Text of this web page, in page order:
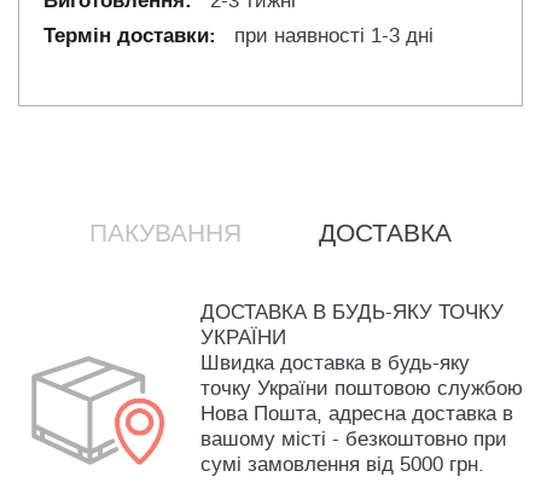
при наявності 1-3 дні
ПАКУВАННЯ ДОСТАВКА
ДОСТАВКА В БУДЬ-ЯКУ ТОЧКУ
УКРАЇНИ
Швидка доставка в будь-яку
точку України поштовою службою
Нова Пошта, адресна доставка в
вашому місті - безкоштовно при
сумі замовлення від 5000 грн.